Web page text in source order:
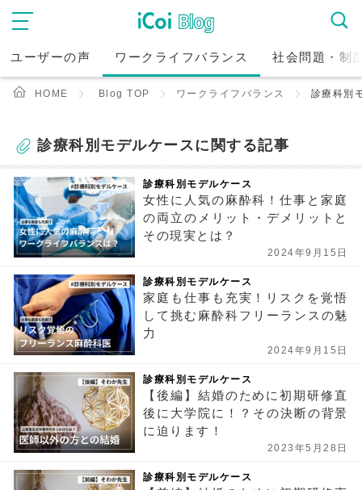
ユーザーの声 ワークライフバランス 社会問題・制
HOME Blog TOP ワークライフバランス 診療科別
診療科別モデルケースに関する記事
診療科別モデルケース
女性に人気の麻酔科！仕事と家庭
の両立のメリット・デメリットと
その現実とは？
2024年9月15日
診療科別モデルケース
家庭も仕事も充実！リスクを覚悟
して挑む麻酔科フリーランスの魅
力
2024年9月15日
診療科別モデルケース
【後編】結婚のために初期研修直
後に大学院に！？その決断の背景
に迫ります！
2023年5月28日
診療科別モデルケース